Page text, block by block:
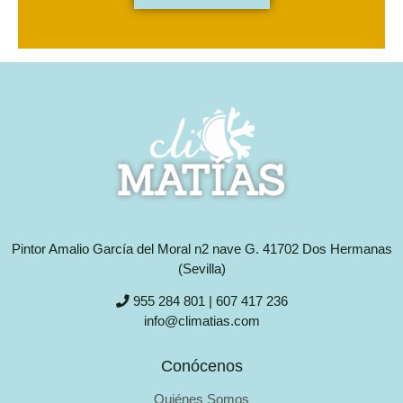
Pintor Amalio García del Moral n2 nave G. 41702 Dos Hermanas
(Sevilla)
955 284 801 | 607 417 236
info@climatias.com
Conócenos
Quiénes Somos